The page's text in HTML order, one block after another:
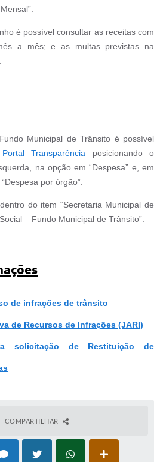
é possível consultar as receitas com
a mês; e as multas previstas na
Municipal de Trânsito é possível
Portal Transparência posicionando o
na opção em “Despesa” e, em
por órgão”.
do item “Secretaria Municipal de
– Fundo Municipal de Trânsito”.
de infrações de trânsito
de Recursos de Infrações (JARI)
solicitação de Restituição de
COMPARTILHAR